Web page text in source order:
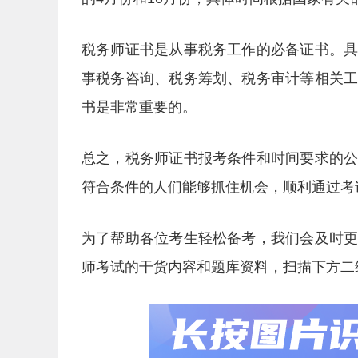
税务师证书是从事税务工作的必备证书。
事税务咨询、税务筹划、税务审计等相关
书是非常重要的。
总之，税务师证书报考条件和时间要求的
符合条件的人们能够抓住机会，顺利通过
为了帮助各位考生轻松备考，我们会及时
师考试的干货内容和题库资料，扫描下方二